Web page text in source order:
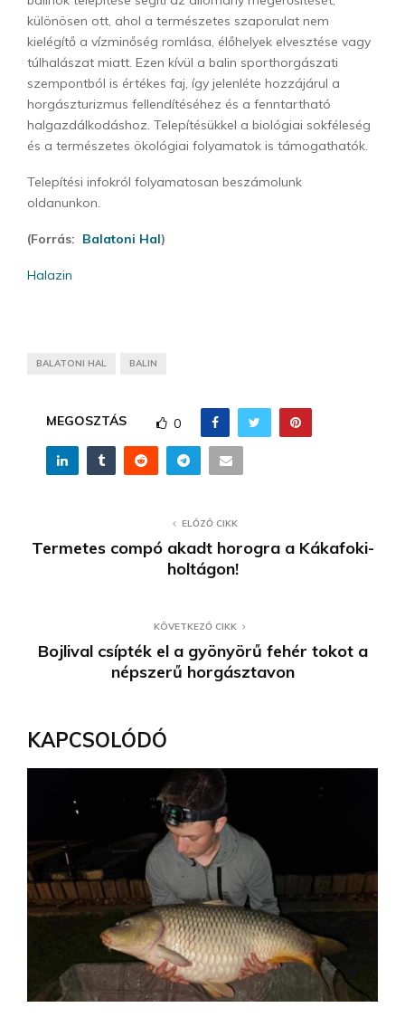
különösen ott, ahol a természetes szaporulat nem
kielégítő a vízminőség romlása, élőhelyek elvesztése vagy
túlhalászat miatt. Ezen kívül a balin sporthorgászati
szempontból is értékes faj, így jelenléte hozzájárul a
horgászturizmus fellendítéséhez és a fenntartható
halgazdálkodáshoz. Telepítésükkel a biológiai sokféleség
és a természetes ökológiai folyamatok is támogathatók.
Telepítési infokról folyamatosan beszámolunk
oldanunkon.
(Forrás: Balatoni Hal)
Halazin
BALATONI HAL BALIN
MEGOSZTÁS 0
ELŐZŐ CIKK
Termetes compó akadt horogra a Kákafoki-
holtágon!
KÖVETKEZŐ CIKK
Bojlival csípték el a gyönyörű fehér tokot a
népszerű horgásztavon
KAPCSOLÓDÓ